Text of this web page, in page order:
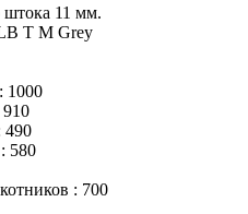
штока 11 мм.
T M Grey
: 1000
910
490
: 580
: 700